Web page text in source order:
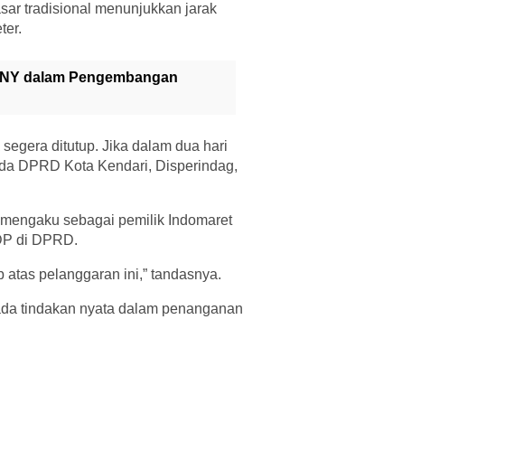
tradisional menunjukkan jarak
dalam Pengembangan
ditutup. Jika dalam dua hari
DPRD Kota Kendari, Disperindag,
sebagai pemilik Indomaret
di DPRD.
pelanggaran ini,” tandasnya.
tindakan nyata dalam penanganan